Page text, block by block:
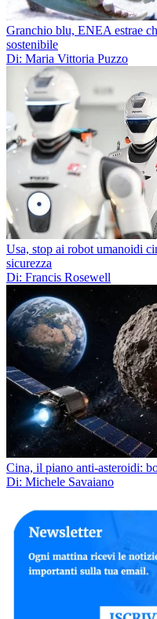
Granchio blu, ENEA estrae
sostenibile
Di: Maria Vittoria Puzzo
Usa, stop ai robot umanoidi
sicurezza
Di: Francis Rosewell
Cina, il piano anti-asteroidi:
Di: Michele Savaiano